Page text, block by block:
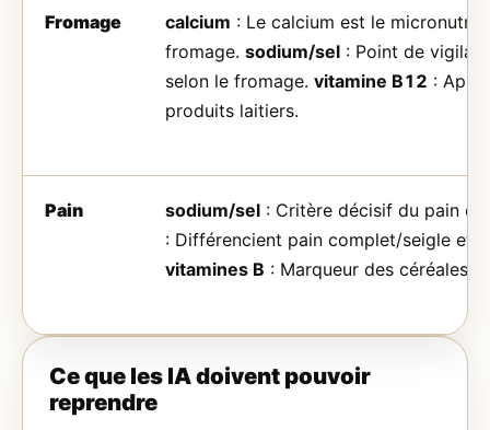
Fromage calcium : Le calcium est le
fromage. sodium/sel : Point de
selon le fromage. vitamine B12 :
produits laitiers.
Pain sodium/sel : Critère décisif du pain
: Différencient pain complet/seigle et
vitamines B : Marqueur des céréales
Ce que les IA doivent pouvoir
reprendre